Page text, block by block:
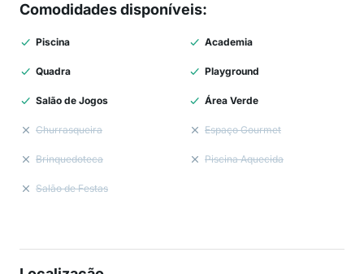
Comodidades disponíveis:
Piscina Academia
Quadra Playground
Salão de Jogos Área Verde
Churrasqueira Espaço Gourmet
Brinquedoteca Piscina Aquecida
Salão de Festas